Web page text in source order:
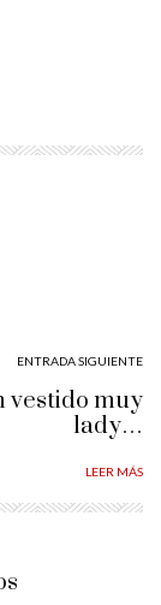
ENTRADA SIGUIENTE
vestido muy
lady…
LEER MÁS